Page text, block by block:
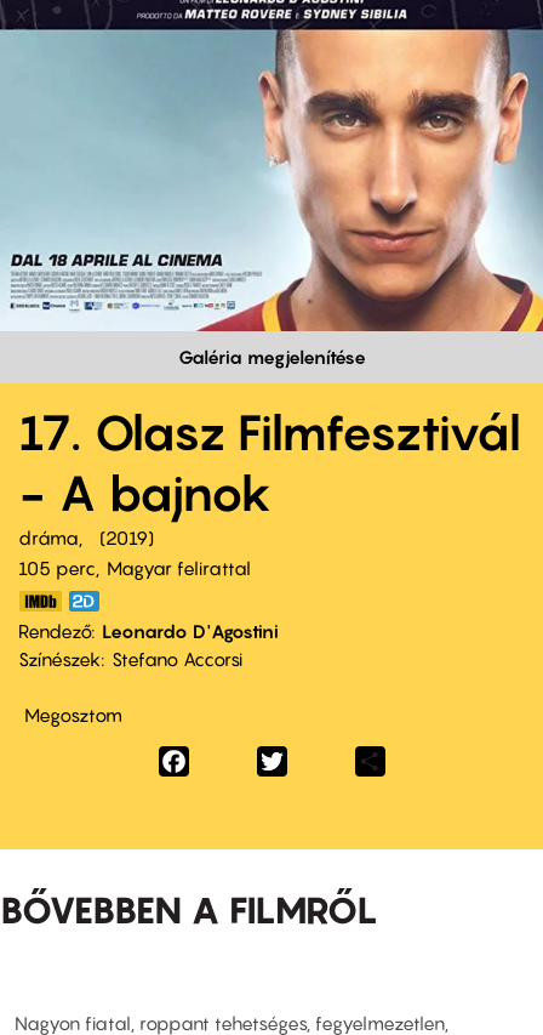
Galéria megjelenítése
17. Olasz Filmfesztivál
- A bajnok
dráma
2019
105 perc,
Magyar felirattal
Rendező Leonardo D'Agostini
Színészek
Stefano Accorsi
Megosztom
Facebook
BŐVEBBEN A FILMRŐL
Nagyon fiatal, roppant tehetséges, fegyelmezetlen,